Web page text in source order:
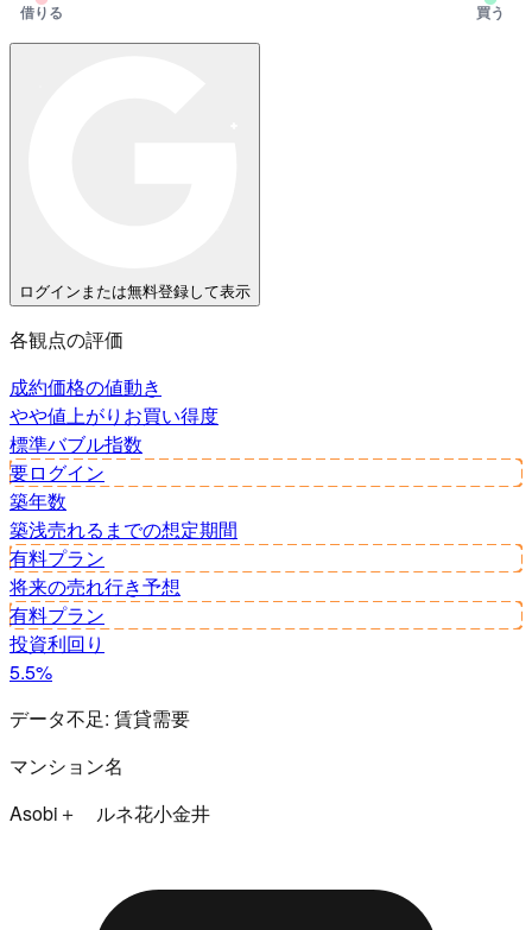
借りる 買う
ログインまたは無料登録して表示
各観点の評価
成約価格の値動き
やや値上がり お買い得度
標準バブル指数
要ログイン
築年数
築浅売れるまでの想定期間
有料プラン
将来の売れ行き予想
有料プラン
投資利回り
5.5%
データ不足: 賃貸需要
マンション名
Asobi＋ ルネ花小金井